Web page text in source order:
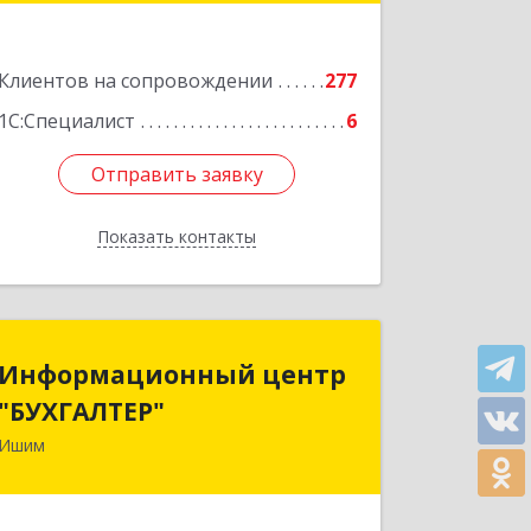
Клиентов на сопровождении
277
1С:Специалист
6
Отправить заявку
Показать контакты
Подробнее
Отправить заявку
Назад
Информационный центр
"БУХГАЛТЕР"
Ишим
Информационный центр
"БУХГАЛТЕР"